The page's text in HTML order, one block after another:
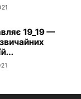
19_19 —